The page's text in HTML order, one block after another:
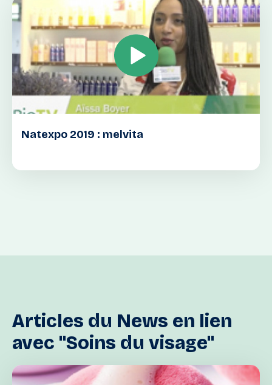
Natexpo 2019 : melvita
Articles du News en lien
avec "Soins du visage"